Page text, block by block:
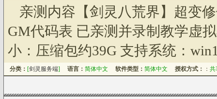
亲测内容【剑灵八荒界】超变
GM代码表 已亲测并录制教学虚
小：压缩包约39G 支持系统：
分类： [剑灵服务端] 语言： 简体中文 软件类型： 简体中文 授权方式： ： 共